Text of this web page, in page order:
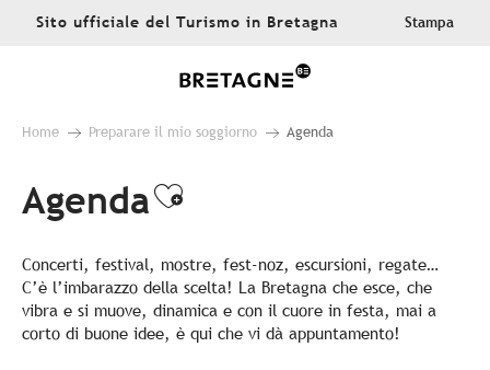
AllerSito ufficiale del Turismo in Bretagna Stampa
Home Preparare il mio soggiorno Agenda
AgendaAjouter aux favoris
Concerti, festival, mostre, fest-noz, escursioni, regate…
C’è l’imbarazzo della scelta! La Bretagna che esce, che
vibra e si muove, dinamica e con il cuore in festa, mai a
corto di buone idee, è qui che vi dà appuntamento!